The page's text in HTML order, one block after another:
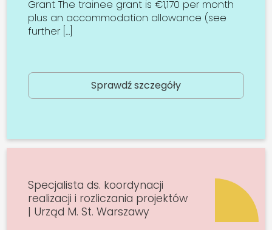
Grant The trainee grant is €1,170 per month
plus an accommodation allowance (see
further […]
Sprawdź szczegóły
Specjalista ds. koordynacji
realizacji i rozliczania projektów
| Urząd M. St. Warszawy